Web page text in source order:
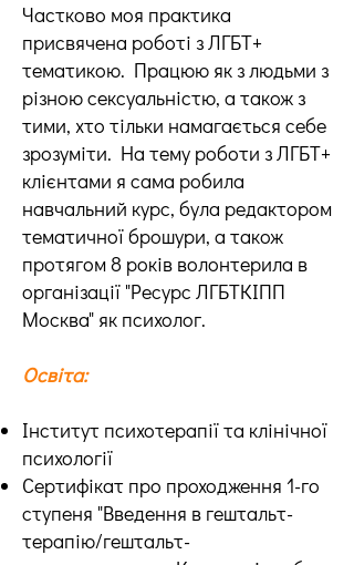
Частково моя практика
присвячена роботі з ЛГБТ+
тематикою. Працюю як з людьми з
різною сексуальністю, а також з
тими, хто тільки намагається себе
зрозуміти. На тему роботи з ЛГБТ+
клієнтами я сама робила
навчальний курс, була редактором
тематичної брошури, а також
протягом 8 років волонтерила в
організації "Ресурс ЛГБТКІПП
Москва" як психолог.
Освіта:
Інститут психотерапії та клінічної
психології
Сертифікат про проходження 1-го
ступеня "Введення в гештальт-
терапію/гештальт-